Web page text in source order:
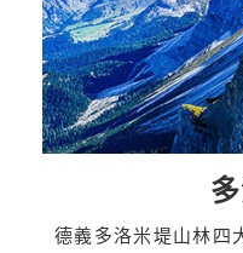
德義多洛米堤山林四